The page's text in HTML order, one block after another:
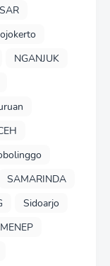
NGANJUK
SAMARINDA
Sidoarjo